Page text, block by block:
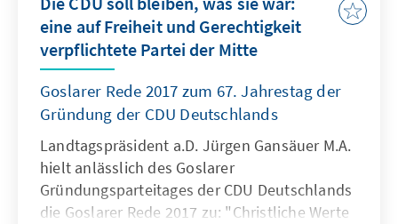
eine auf Freiheit und Gerechtigkeit
verpflichtete Partei der Mitte
Goslarer Rede 2017 zum 67. Jahrestag der
Gründung der CDU Deutschlands
Landtagspräsident a.D. Jürgen Gansäuer M.A.
hielt anlässlich des Goslarer
Gründungsparteitages der CDU Deutschlands
die Goslarer Rede 2017 zu: "Christliche Werte